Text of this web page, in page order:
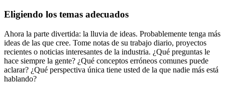
Eligiendo los temas adecuados
Ahora la parte divertida: la lluvia de ideas. Probablemente tenga más
ideas de las que cree. Tome notas de su trabajo diario, proyectos
recientes o noticias interesantes de la industria. ¿Qué preguntas le
hace siempre la gente? ¿Qué conceptos erróneos comunes puede
aclarar? ¿Qué perspectiva única tiene usted de la que nadie más está
hablando?